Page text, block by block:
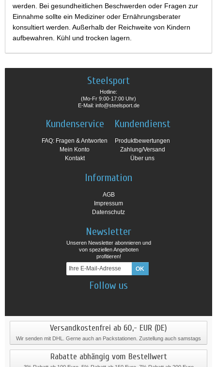
werden. Bei gesundheitlichen Beschwerden oder Fragen zur
Einnahme sollte ein Mediziner oder Ernährungsberater
konsultiert werden. Außerhalb der Reichweite von Kindern
aufbewahren. Kühl und trocken lagern.
Steelsport
Hotline:
(Mo-Fr 9:00-17:00 Uhr)
E-Mail: info@steelsport.de
Kundenservice
FAQ: Fragen & Antworten
Mein Konto
Kontakt
Kundendienst
Produktbewertungen
Zahlung/Versand
Über uns
Information
AGB
Impressum
Datenschutz
Newsletter
Unseren Newsletter abonnieren und
von speziellen Angeboten
profitieren!
Follow us
Versandkostenfrei ab 60,- EUR (DE)
Wir senden mit DHL. Gerne auch an Packstationen. Zustellung auch samstags
Rabatte abhängig vom Bestellwert